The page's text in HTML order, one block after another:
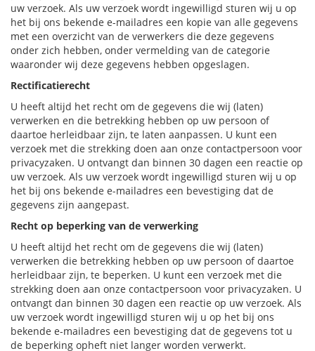
uw verzoek. Als uw verzoek wordt ingewilligd sturen wij u op
het bij ons bekende e-mailadres een kopie van alle gegevens
met een overzicht van de verwerkers die deze gegevens
onder zich hebben, onder vermelding van de categorie
waaronder wij deze gegevens hebben opgeslagen.
Rectificatierecht
U heeft altijd het recht om de gegevens die wij (laten)
verwerken en die betrekking hebben op uw persoon of
daartoe herleidbaar zijn, te laten aanpassen. U kunt een
verzoek met die strekking doen aan onze contactpersoon voor
privacyzaken. U ontvangt dan binnen 30 dagen een reactie op
uw verzoek. Als uw verzoek wordt ingewilligd sturen wij u op
het bij ons bekende e-mailadres een bevestiging dat de
gegevens zijn aangepast.
Recht op beperking van de verwerking
U heeft altijd het recht om de gegevens die wij (laten)
verwerken die betrekking hebben op uw persoon of daartoe
herleidbaar zijn, te beperken. U kunt een verzoek met die
strekking doen aan onze contactpersoon voor privacyzaken. U
ontvangt dan binnen 30 dagen een reactie op uw verzoek. Als
uw verzoek wordt ingewilligd sturen wij u op het bij ons
bekende e-mailadres een bevestiging dat de gegevens tot u
de beperking opheft niet langer worden verwerkt.